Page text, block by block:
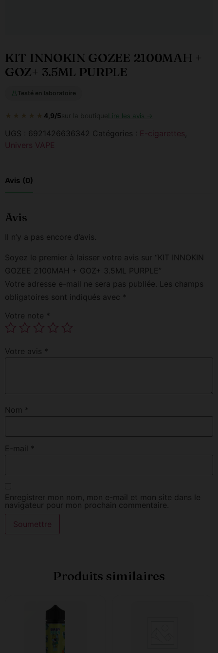
KIT INNOKIN GOZEE 2100MAH +
GOZ+ 3.5ML PURPLE
Testé en laboratoire
★★★★★ 4,9/5sur la boutiqueLire les avis →
UGS : 6921426636342 Catégories : E-cigarettes,
Univers VAPE
Avis (0)
Avis
Il n’y a pas encore d’avis.
Soyez le premier à laisser votre avis sur “KIT INNOKIN
GOZEE 2100MAH + GOZ+ 3.5ML PURPLE”
Votre adresse e-mail ne sera pas publiée. Les champs
obligatoires sont indiqués avec *
Votre note *
Votre avis *
Nom *
E-mail *
Enregistrer mon nom, mon e-mail et mon site dans le
navigateur pour mon prochain commentaire.
Produits similaires